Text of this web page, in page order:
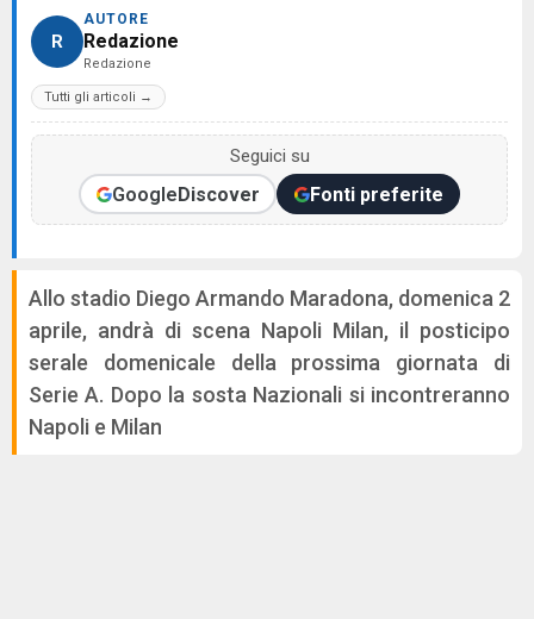
R
AUTORE
Redazione
Redazione
Tutti gli articoli →
Seguici su
GoogleDiscover Fonti preferite
Allo stadio Diego Armando Maradona, domenica 2
aprile, andrà di scena Napoli Milan, il posticipo
serale domenicale della prossima giornata di
Serie A. Dopo la sosta Nazionali si incontreranno
Napoli e Milan